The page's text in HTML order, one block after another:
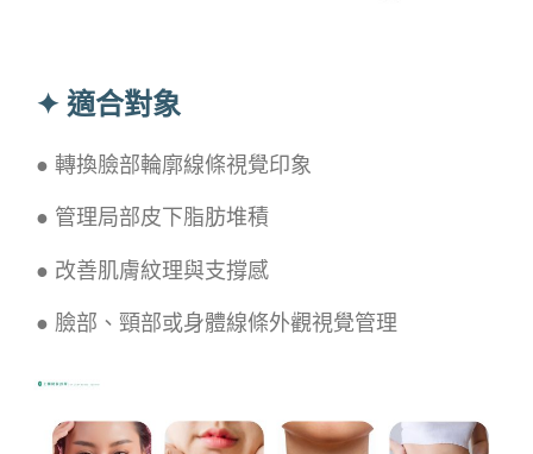
✦ 適合對象
● 轉換臉部輪廓線條視覺印象
● 管理局部皮下脂肪堆積
● 改善肌膚紋理與支撐感
● 臉部、頸部或身體線條外觀視覺管理